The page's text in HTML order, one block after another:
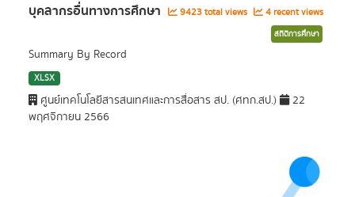
บุคลากรอื่นทางการศึกษา 9423 total views 4 recent views
สถิติการศึกษา
Summary By Record
XLSX
ศูนย์เทคโนโลยีสารสนเทศและการสื่อสาร สป. (ศทก.สป.)
22
พฤศจิกายน 2566